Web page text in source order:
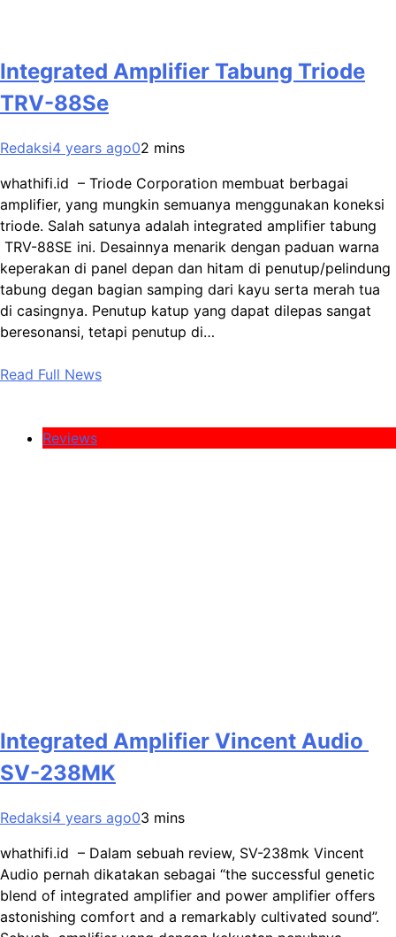
Integrated Amplifier Tabung Triode
TRV-88Se
Redaksi4 years ago02 mins
whathifi.id – Triode Corporation membuat berbagai
amplifier, yang mungkin semuanya menggunakan koneksi
triode. Salah satunya adalah integrated amplifier tabung
TRV-88SE ini. Desainnya menarik dengan paduan warna
keperakan di panel depan dan hitam di penutup/pelindung
tabung degan bagian samping dari kayu serta merah tua
di casingnya. Penutup katup yang dapat dilepas sangat
beresonansi, tetapi penutup di…
Read Full News
Reviews
Integrated Amplifier Vincent Audio
SV-238MK
Redaksi4 years ago03 mins
whathifi.id – Dalam sebuah review, SV-238mk Vincent
Audio pernah dikatakan sebagai “the successful genetic
blend of integrated amplifier and power amplifier offers
astonishing comfort and a remarkably cultivated sound”.